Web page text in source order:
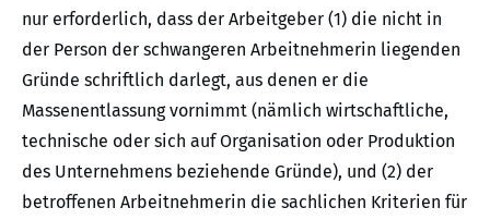
nur erforderlich, dass der Arbeitgeber (1) die nicht in
der Person der schwangeren Arbeitnehmerin liegenden
Gründe schriftlich darlegt, aus denen er die
Massenentlassung vornimmt (nämlich wirtschaftliche,
technische oder sich auf Organisation oder Produktion
des Unternehmens beziehende Gründe), und (2) der
betroffenen Arbeitnehmerin die sachlichen Kriterien für